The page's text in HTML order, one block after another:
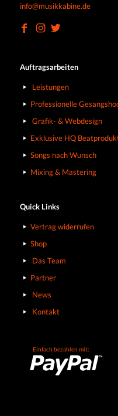
info@musikkabine.de
Auftragsarbeiten
Leistungen
Professionelle
Grafik- & Webdesign
Exklusive HQ
Songs nach Wunsch
Mixing & Mastering
Quick Links
Vertrag widerrufen
Shop
Das Team
Partner
News
Kontakt
Einfach bezahlen mit: